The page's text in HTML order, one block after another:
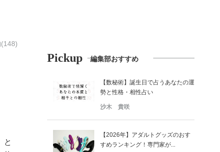
と
Pickup 編集部おすすめ
【数秘術】誕生日で占うあなたの運
勢と性格・相性占い
沙木 貴咲
【2026年】アダルトグッズのおす
すめランキング！専門家が...